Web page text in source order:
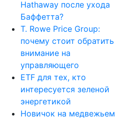
Hathaway после ухода
Баффетта?
T. Rowe Price Group:
почему стоит обратить
внимание на
управляющего
ETF для тех, кто
интересуется зеленой
энергетикой
Новичок на медвежьем